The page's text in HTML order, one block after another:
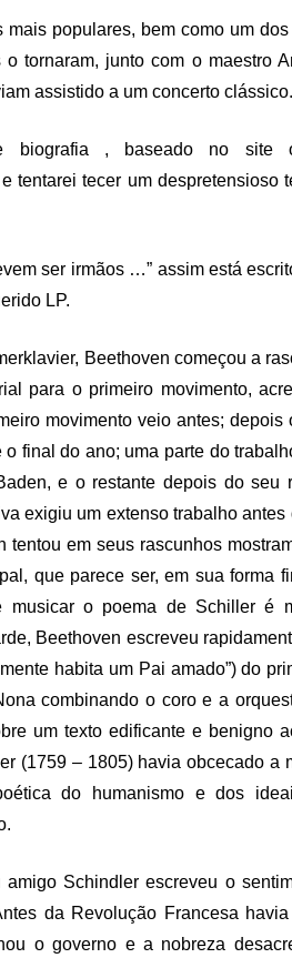
populares, bem como um
tornaram, junto com o maestro
assistido a um concerto clássico.
biografia , baseado no site
tentarei tecer um despretensioso
ser irmãos …” assim está
LP.
Beethoven começou a
para o primeiro movimento,
movimento veio antes; depois
final do ano; uma parte do
e o restante depois do seu
exigiu um extenso trabalho
em seus rascunhos
que parece ser, em sua forma
o poema de Schiller é
Beethoven escreveu
habita um Pai amado”) do
combinando o coro e a
um texto edificante e benigno
(1759 – 1805) havia obcecado a
do humanismo e dos
Schindler escreveu o
da Revolução Francesa
o governo e a nobreza